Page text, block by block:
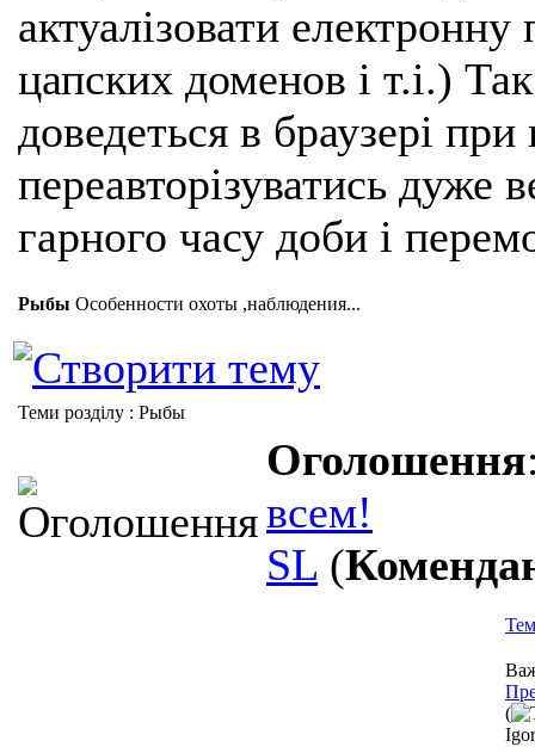
актуалізовати
цапских доменов і т.і.)
доведеться в браузері
переавторізуватись
гарного часу доби і
Рыбы Особенности охоты ,наблюдения...
Теми розділу : Рыбы
Оголошення
всем!
SL (
(
Igor